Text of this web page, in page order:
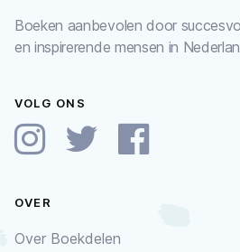
Boeken aanbevolen door
en inspirerende mensen in
VOLG ONS
OVER
Over Boekdelen